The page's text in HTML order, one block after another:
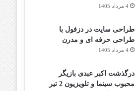
4 مرداد 1405
طراحی سایت در دزفول با
طراحی حرفه‌ ای و مدرن
4 مرداد 1405
درگذشت اکبر عبدی بازیگر
محبوب سینما و تلویزیون 2 تیر